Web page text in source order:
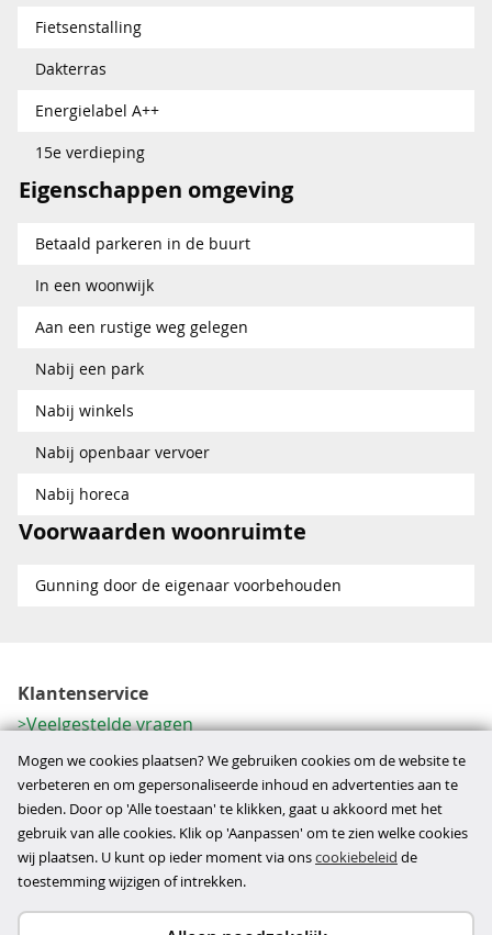
Fietsenstalling
Dakterras
Energielabel A++
15e verdieping
Eigenschappen omgeving
Betaald parkeren in de buurt
In een woonwijk
Aan een rustige weg gelegen
Nabij een park
Nabij winkels
Nabij openbaar vervoer
Nabij horeca
Voorwaarden woonruimte
Gunning door de eigenaar voorbehouden
Klantenservice
Veelgestelde vragen
Contactformulier
Herroeping
Over ons
Bedrijfsgegevens
Werkwijze
Mogen we cookies plaatsen? We gebruiken cookies om de website te
verbeteren en om gepersonaliseerde inhoud en advertenties aan te
bieden. Door op 'Alle toestaan' te klikken, gaat u akkoord met het
gebruik van alle cookies. Klik op 'Aanpassen' om te zien welke cookies
wij plaatsen. U kunt op ieder moment via onscookiebeleid de
toestemming wijzigen of intrekken.